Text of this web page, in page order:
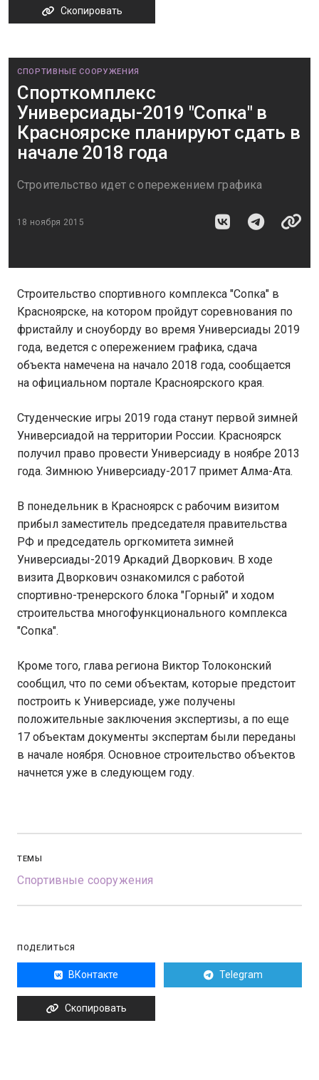
Скопировать
СПОРТИВНЫЕ СООРУЖЕНИЯ
Спорткомплекс
Универсиады-2019 "Сопка" в
Красноярске планируют сдать в
начале 2018 года
Строительство идет с опережением графика
18 ноября 2015
Строительство спортивного комплекса "Сопка" в
Красноярске, на котором пройдут соревнования по
фристайлу и сноуборду во время Универсиады 2019
года, ведется с опережением графика, сдача
объекта намечена на начало 2018 года, сообщается
на официальном портале Красноярского края.
Студенческие игры 2019 года станут первой зимней
Универсиадой на территории России. Красноярск
получил право провести Универсиаду в ноябре 2013
года. Зимнюю Универсиаду-2017 примет Алма-Ата.
В понедельник в Красноярск с рабочим визитом
прибыл заместитель председателя правительства
РФ и председатель оргкомитета зимней
Универсиады-2019 Аркадий Дворкович. В ходе
визита Дворкович ознакомился с работой
спортивно-тренерского блока "Горный" и ходом
строительства многофункционального комплекса
"Сопка".
Кроме того, глава региона Виктор Толоконский
сообщил, что по семи объектам, которые предстоит
построить к Универсиаде, уже получены
положительные заключения экспертизы, а по еще
17 объектам документы экспертам были переданы
в начале ноября. Основное строительство объектов
начнется уже в следующем году.
ТЕМЫ
Спортивные сооружения
ПОДЕЛИТЬСЯ
ВКонтакте Telegram
Скопировать